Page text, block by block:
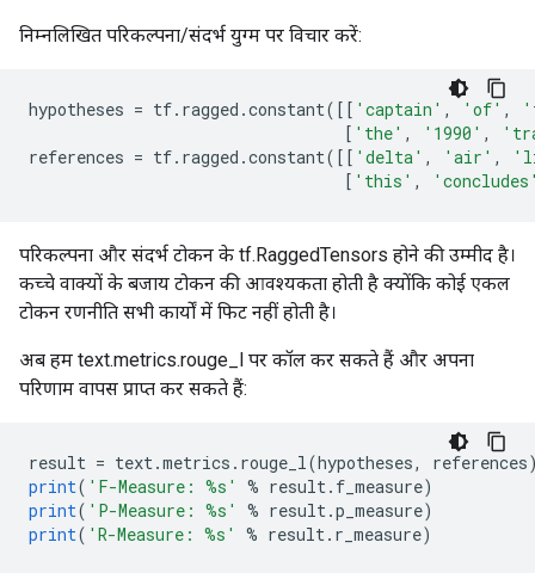
निम्नलिखित परिकल्पना/संदर्भ युग्म पर विचार करें:
hypotheses = tf. ragged .constant([[ 'captain' , 'of' ,
[ 'the' , '1990' ,
references = tf. ragged .constant([[ 'delta' , 'air' ,
[ 'this' ,
परिकल्पना और संदर्भ टोकन के tf.RaggedTensors होने की उम्मीद है।
कच्चे वाक्यों के बजाय टोकन की आवश्यकता होती है क्योंकि कोई एकल
टोकन रणनीति सभी कार्यों में फिट नहीं होती है।
अब हम text.metrics.rouge_l पर कॉल कर सकते हैं और अपना
परिणाम वापस प्राप्त कर सकते हैं:
result = text.metrics . rouge_l(hypotheses, references
print( 'F-Measure: %s' % result. f_measure)
print( 'P-Measure: %s' % result.p_measure)
print( 'R-Measure: %s' % result. r_measure)